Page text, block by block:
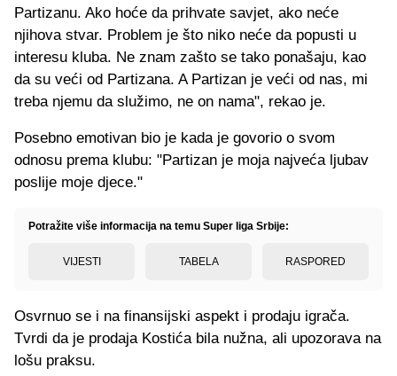
Partizanu. Ako hoće da prihvate savjet, ako neće
njihova stvar. Problem je što niko neće da popusti u
interesu kluba. Ne znam zašto se tako ponašaju, kao
da su veći od Partizana. A Partizan je veći od nas, mi
treba njemu da služimo, ne on nama", rekao je.
Posebno emotivan bio je kada je govorio o svom
odnosu prema klubu: "Partizan je moja najveća ljubav
poslije moje djece."
Potražite više informacija na temu Super liga Srbije:
VIJESTI TABELA RASPORED
Osvrnuo se i na finansijski aspekt i prodaju igrača.
Tvrdi da je prodaja Kostića bila nužna, ali upozorava na
lošu praksu.